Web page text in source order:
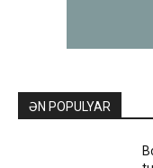
ƏN POPULYAR